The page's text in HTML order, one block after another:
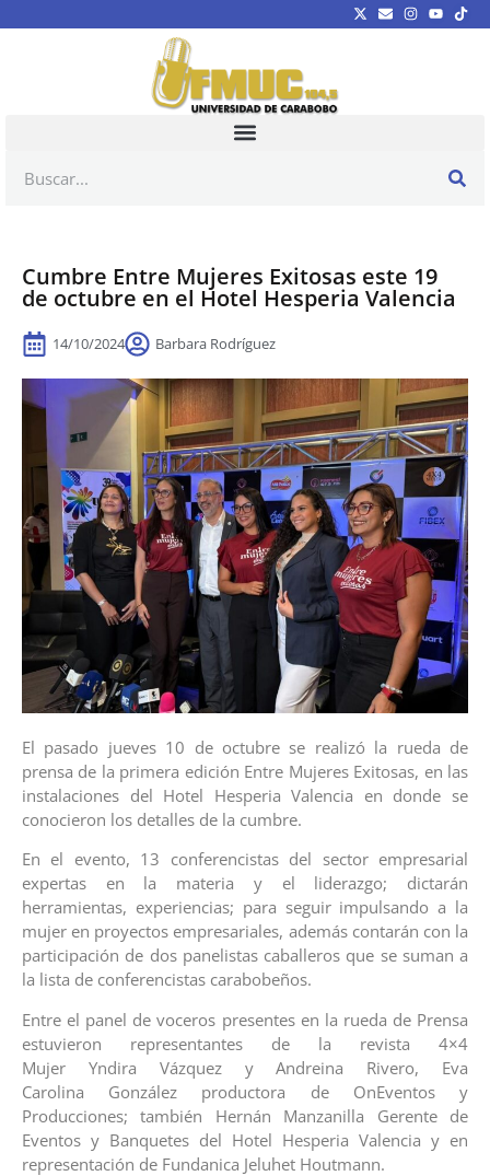
Cumbre Entre Mujeres Exitosas este 19
de octubre en el Hotel Hesperia Valencia
14/10/2024 Barbara Rodríguez
El pasado jueves 10 de octubre se realizó la rueda de
prensa de la primera edición Entre Mujeres Exitosas, en las
instalaciones del Hotel Hesperia Valencia en donde se
conocieron los detalles de la cumbre.
En el evento, 13 conferencistas del sector empresarial
expertas en la materia y el liderazgo; dictarán
herramientas, experiencias; para seguir impulsando a la
mujer en proyectos empresariales, además contarán con la
participación de dos panelistas caballeros que se suman a
la lista de conferencistas carabobeños.
Entre el panel de voceros presentes en la rueda de Prensa
estuvieron representantes de la revista 4×4
Mujer Yndira Vázquez y Andreina Rivero, Eva
Carolina González productora de OnEventos y
Producciones; también Hernán Manzanilla Gerente de
Eventos y Banquetes del Hotel Hesperia Valencia y en
representación de Fundanica Jeluhet Houtmann.